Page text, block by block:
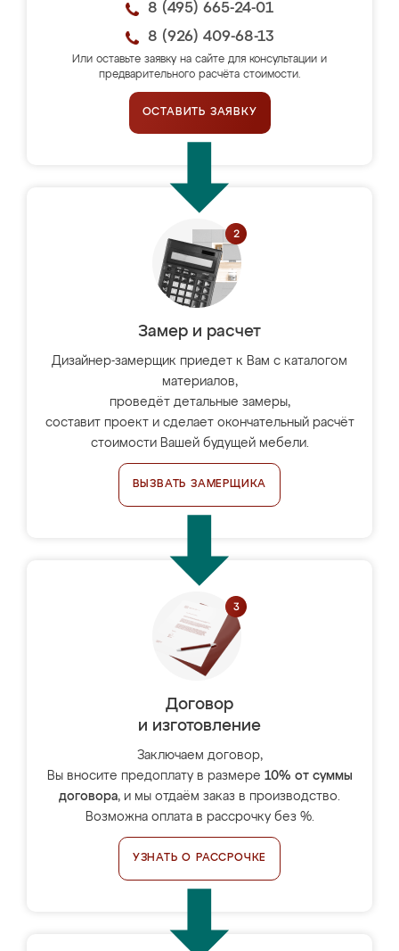
8 (495) 665-24-01
8 (926) 409-68-13
Или оставьте заявку на сайте для консультации и
предварительного расчёта стоимости.
ОСТАВИТЬ ЗАЯВКУ
Замер и расчет
Дизайнер-замерщик приедет к Вам с каталогом
материалов,
проведёт детальные замеры,
составит проект и сделает окончательный расчёт
стоимости Вашей будущей мебели.
ВЫЗВАТЬ ЗАМЕРЩИКА
Договор
и изготовление
Заключаем договор,
Вы вносите предоплату в размере 10% от суммы
договора, и мы отдаём заказ в производство.
Возможна оплата в рассрочку без %.
УЗНАТЬ О РАССРОЧКЕ